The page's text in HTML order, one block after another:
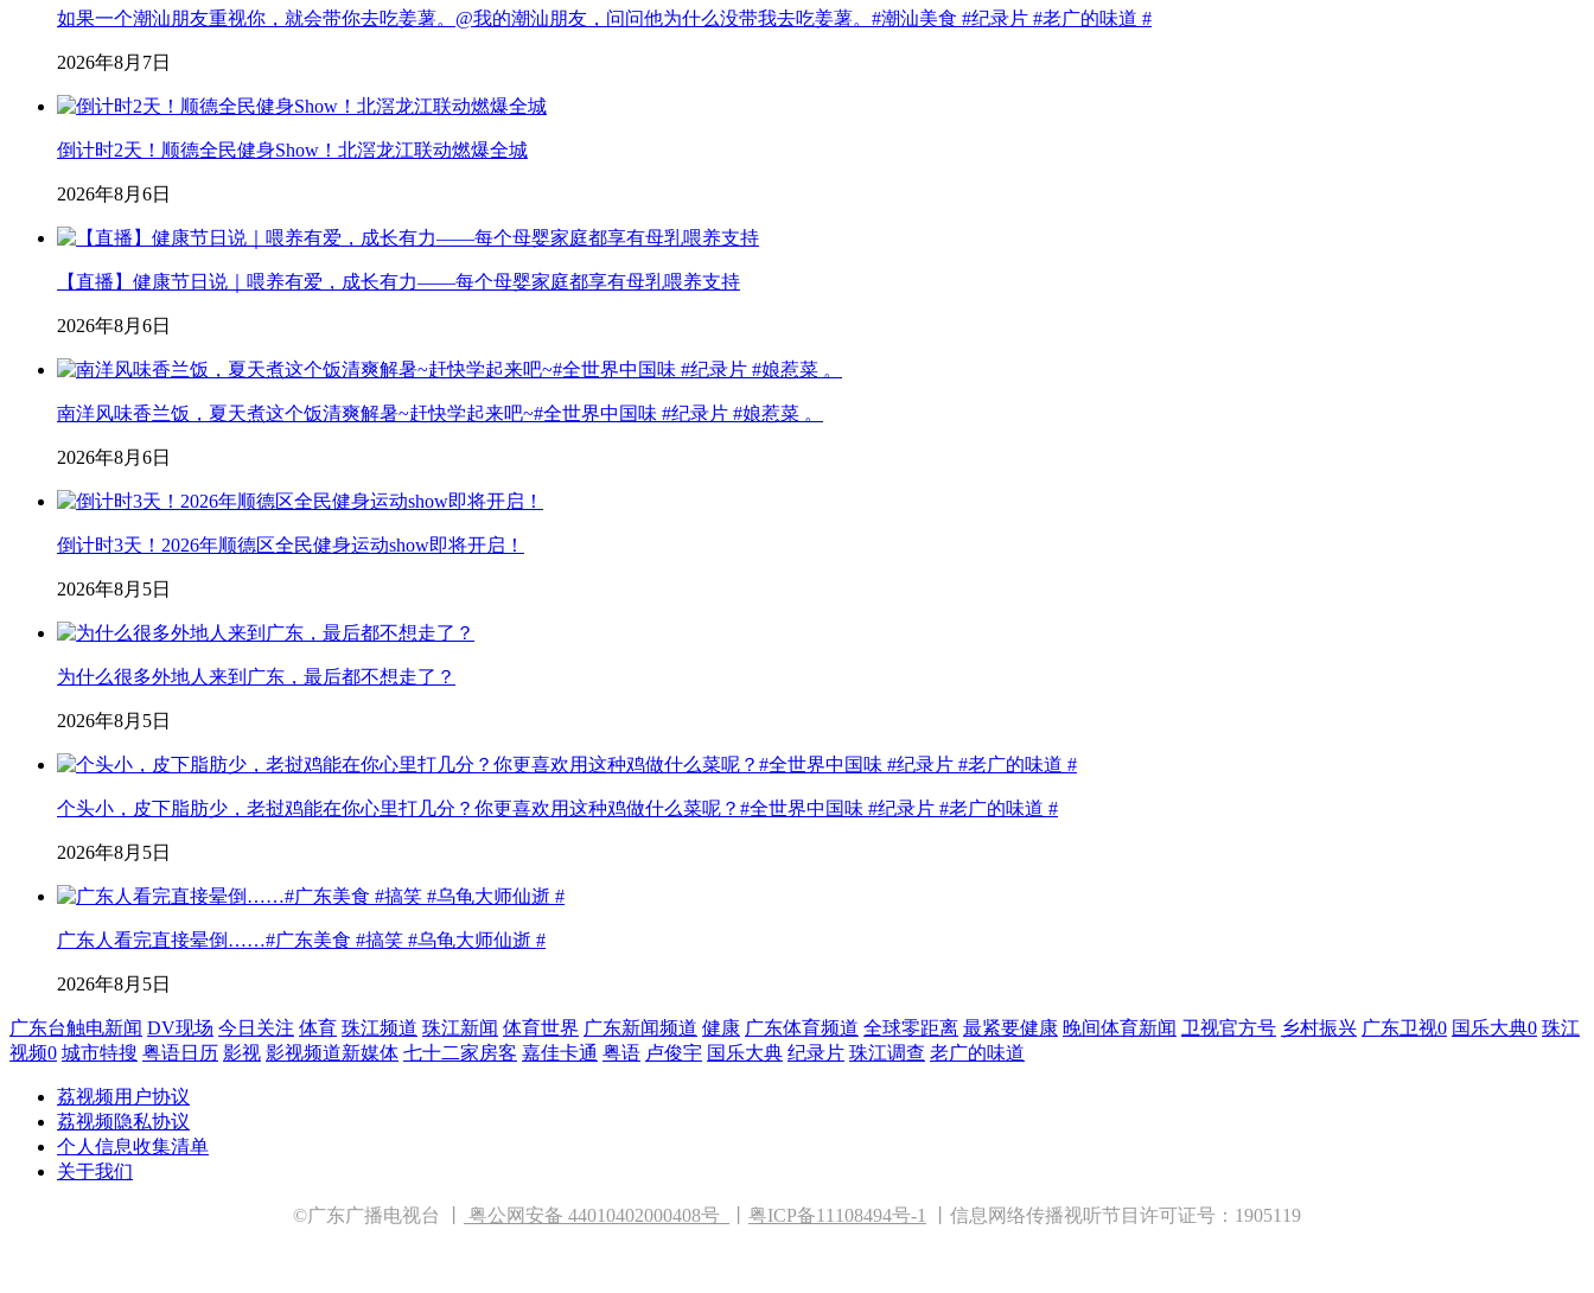
如果一个潮汕朋友重视你，就会带你去吃姜薯。@我的潮汕朋友，问问他为什么没带我去吃姜薯。#潮汕美食 #纪录片 #老广的味道 #
2026年8月7日
倒计时2天！顺德全民健身Show！北滘龙江联动燃爆全城
2026年8月6日
【直播】健康节日说｜喂养有爱，成长有力——每个母婴家庭都享有母乳喂养支持
2026年8月6日
南洋风味香兰饭，夏天煮这个饭清爽解暑~赶快学起来吧~#全世界中国味 #纪录片 #娘惹菜 。
2026年8月6日
倒计时3天！2026年顺德区全民健身运动show即将开启！
2026年8月5日
为什么很多外地人来到广东，最后都不想走了？
2026年8月5日
个头小，皮下脂肪少，老挝鸡能在你心里打几分？你更喜欢用这种鸡做什么菜呢？#全世界中国味 #纪录片 #老广的味道 #
2026年8月5日
广东人看完直接晕倒……#广东美食 #搞笑 #乌龟大师仙逝 #
2026年8月5日
广东台触电新闻 DV现场 今日关注 体育 珠江频道 珠江新闻 体育世界 广东新闻频道 健康 广东体育频道 全球零距离 最紧要健康 晚间体育新闻 卫视官方号 乡村振兴 广东卫视0 国乐大典0 珠江
视频0 城市特搜 粤语日历 影视 影视频道新媒体 七十二家房客 嘉佳卡通 粤语 卢俊宇 国乐大典 纪录片 珠江调查 老广的味道
荔视频用户协议
荔视频隐私协议
个人信息收集清单
关于我们
©广东广播电视台 丨 粤公网安备 44010402000408号 粤ICP备11108494号-1 丨信息网络传播视听节目许可证号：1905119